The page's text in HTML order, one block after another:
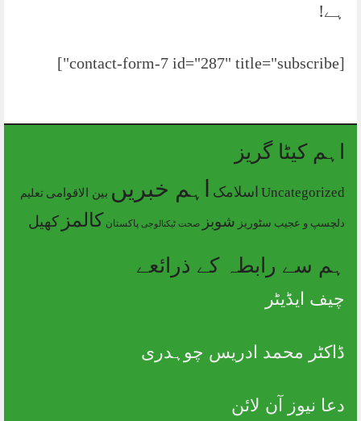
ہے!
اہم کیٹا گریز
Uncategorizedاسلامک اہم خبریں بین الاقوامی تعلیم
دلچسپ و عجیب سٹوریز شوبز صحت ٹیکنالوجی پاکستان کالمز کھیل
ہم سے رابطہ کے ذرائعے
چیف ایڈیٹر
ڈاکٹر محمد ادریس چوہدری
دعا نیوز آن لائن